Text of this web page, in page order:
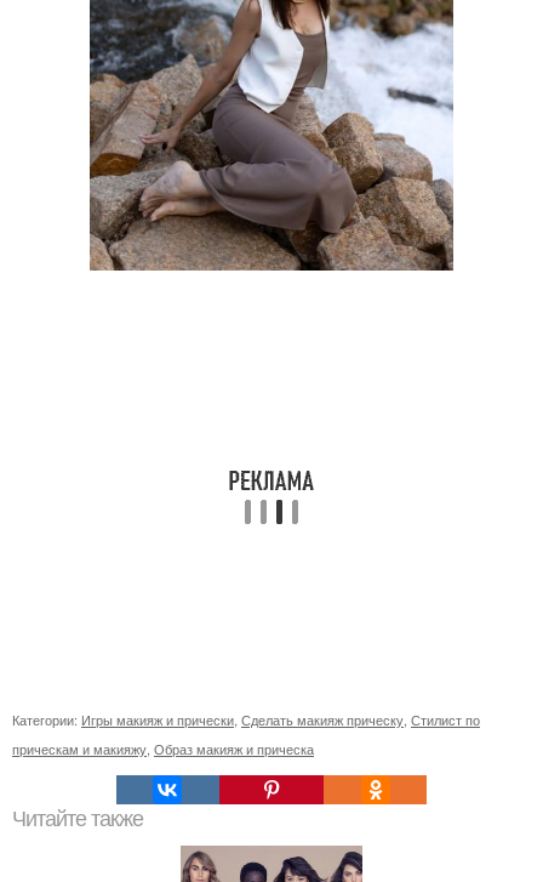
Категории: Игры макияж и прически Сделать макияж прическу Стилист по
прическам и макияжу Образ макияж и прическа
Читайте также